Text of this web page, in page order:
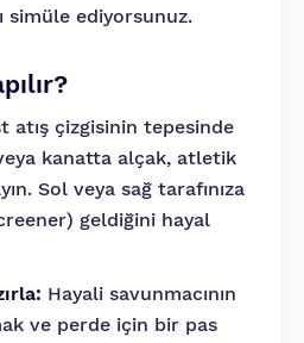
simüle ediyorsunuz.
atış çizgisinin tepesinde
kanatta alçak, atletik
Sol veya sağ tarafınıza
geldiğini hayal
Hayali savunmacının
ve perde için bir pas